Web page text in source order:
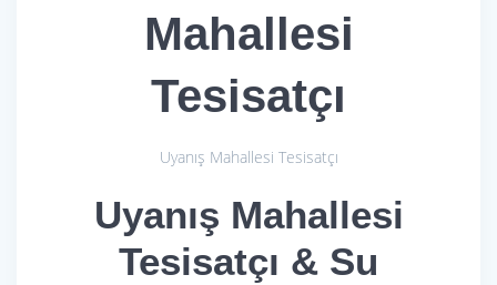
Mahallesi
Tesisatçı
Uyanış Mahallesi Tesisatçı
Uyanış Mahallesi
Tesisatçı & Su